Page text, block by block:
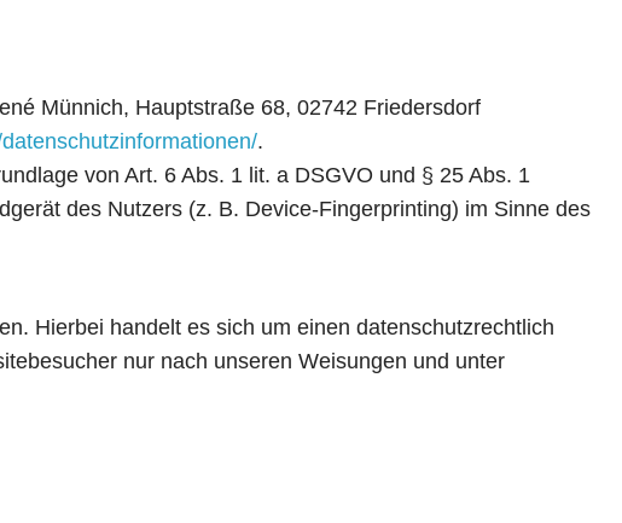
Münnich, Hauptstraße 68, 02742 Friedersdorf
.
von Art. 6 Abs. 1 lit. a DSGVO und § 25 Abs. 1
des Nutzers (z. B. Device-Fingerprinting) im Sinne des
Hierbei handelt es sich um einen datenschutzrechtlich
nur nach unseren Weisungen und unter